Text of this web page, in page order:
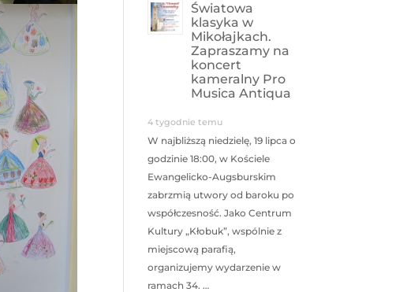
Światowa
klasyka w
Mikołajkach.
Zapraszamy na
koncert
kameralny Pro
Musica Antiqua
4 tygodnie temu
W najbliższą niedzielę, 19 lipca o
godzinie 18:00, w Kościele
Ewangelicko-Augsburskim
zabrzmią utwory od baroku po
współczesność. Jako Centrum
Kultury „Kłobuk”, wspólnie z
miejscową parafią,
organizujemy wydarzenie w
ramach 34. …